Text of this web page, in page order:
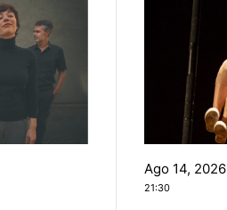
Ago 14, 2026
21:30